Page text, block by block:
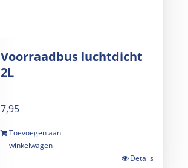
Voorraadbus luchtdicht
2L
7,95
Toevoegen aan
winkelwagen
Details